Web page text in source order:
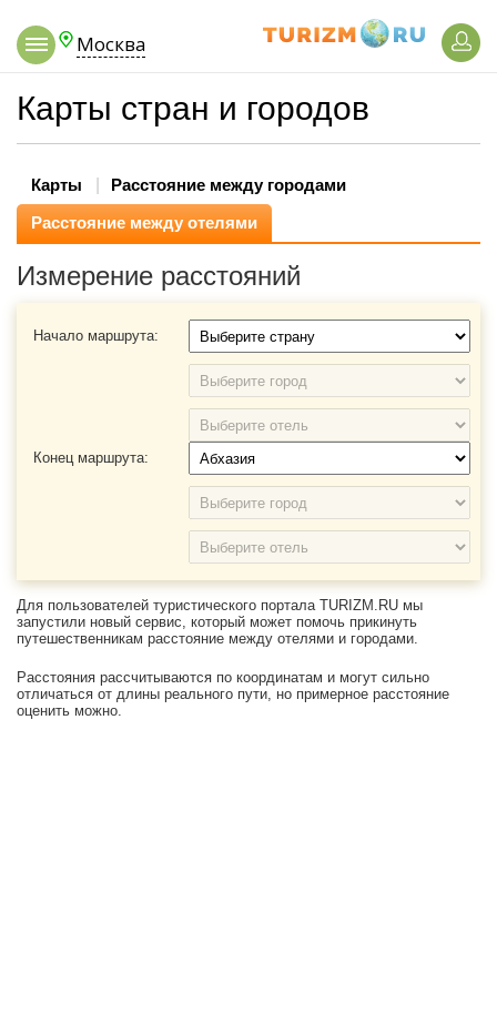
Москва
Карты стран и городов
Карты
Расстояние между городами
Расстояние между отелями
Измерение расстояний
Начало маршрута:
Конец маршрута:
Для пользователей туристического портала TURIZM.RU мы
запустили новый сервис, который может помочь прикинуть
путешественникам расстояние между отелями и городами.
Расстояния рассчитываются по координатам и могут сильно
отличаться от длины реального пути, но примерное расстояние
оценить можно.